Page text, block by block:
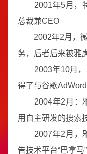
2001年5月，特
总裁兼CEO
2002年2月，微
务，后者后来被雅
2003年10月，
得了与谷歌
2004年2月：雅
用自主研发的搜索
2007年2月，雅
告技术平台“巴拿马